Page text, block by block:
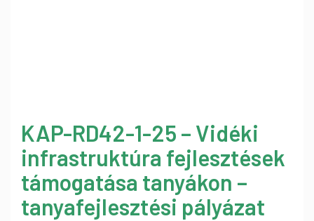
KAP-RD42-1-25 – Vidéki
infrastruktúra fejlesztések
támogatása tanyákon –
tanyafejlesztési pályázat